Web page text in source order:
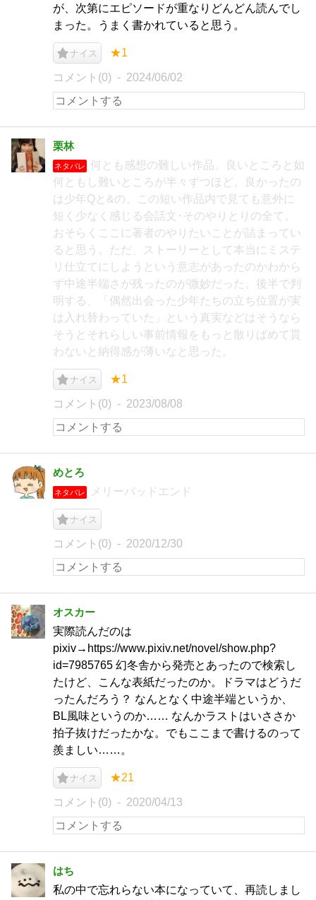
が、次第にエピソードが重なりどんどん読んでし
まった。うまく書かれていると思う。
ナイス ★1
コメント(0) 2024/06/02
栗林
ネタバレ
何とも感想の難しい作品。良いところと如
何ともし難いところが半々ずつほど。良かったの
は少年Qと&の、この短い作品内で見ても意外に
短く少なく感じる会話文･そのやりとりの全て。
おそらくここに著者のやりたいことが詰まってい
ると思う。ただ、ストーリーとして本当にミステ
リ仕立てにしようという意志があったのかわから
ず中途半端さが残ったのが微妙だった。後半で判
明する、「偶然出会った少年たちの立ち位置が実
は入れ替わっていた」という真実などはそうなら
そうとそれらしい事前情報をもっと散りばめて貰
わないと納得感が薄いなと思った。
ナイス ★1
コメント(0) 2023/08/08
めとろ
ネタバレ メリーバッドエンド
ナイス
コメント(0) 2020/12/30
オスカー
実際読んだのは
pixiv→https://www.pixiv.net/novel/show.php?
id=7985765 幻冬舎から発売とあったので検索し
たけど、こんな表紙だったのか。ドラマはどうだ
ったんだろう？ なんとなく中途半端というか、
BL風味というのか…… なんかラストはいささか
拍子抜けだったかな。でもここまで書けるのって
羨ましい……。
ナイス ★21
コメント(0) 2020/04/13
はち
私の中で忘れらない本になっていて、再読しまし